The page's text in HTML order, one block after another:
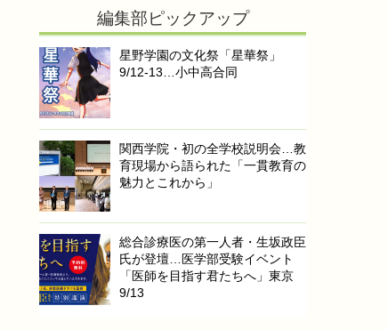
編集部ピックアップ
星野学園の文化祭「星華祭」
9/12-13…小中高合同
関西学院・初の全学校説明会…教
育現場から語られた「一貫教育の
魅力とこれから」
総合診療医の第一人者・生坂政臣
氏が登壇…医学部受験イベント
「医師を目指す君たちへ」東京
9/13